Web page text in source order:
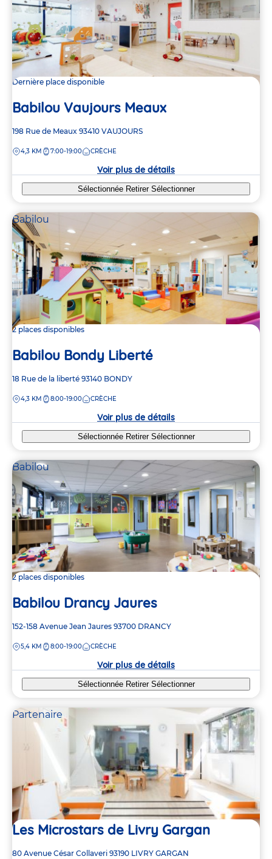
Dernière place disponible
Babilou Vaujours Meaux
Adresse
la
198 Rue de Meaux 93410 VAUJOURS
DISTANCE
4,3 KM 7:00-19:00 CRÈCHE
Voir plus de détails
Sélectionnée Retirer Sélectionner
Babilou
2 places disponibles
Babilou Bondy Liberté
Adresse
la
18 Rue de la liberté 93140 BONDY
DISTANCE
4,3 KM 8:00-19:00 CRÈCHE
Voir plus de détails
Sélectionnée Retirer Sélectionner
Babilou
2 places disponibles
Babilou Drancy Jaures
Adresse
la
152-158 Avenue Jean Jaures 93700 DRANCY
DISTANCE
5,4 KM 8:00-19:00 CRÈCHE
Voir plus de détails
Sélectionnée Retirer Sélectionner
Partenaire
Les Microstars de Livry Gargan
Adresse
80 Avenue César Collaveri 93190 LIVRY GARGAN